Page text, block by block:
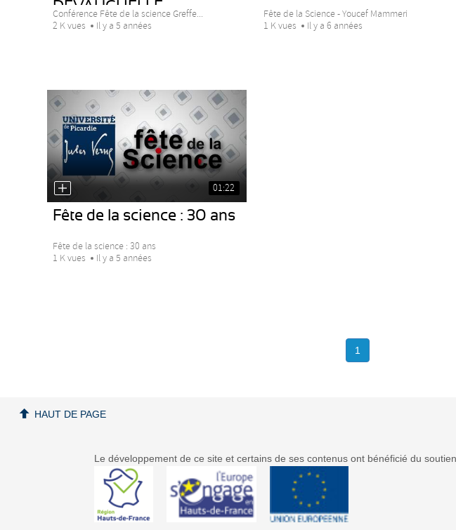
DEVAUCHELLE
Conférence Fête de la science Greffe...
2 K vues
Il y a 5 années
Fête de la Science - Youcef Mammeri
1 K vues
Il y a 6 années
01:22
Fête de la science : 30 ans
Fête de la science : 30 ans
1 K vues
Il y a 5 années
1
Le développement de ce site et certains de ses contenus ont bénéficié du
HAUT DE PAGE